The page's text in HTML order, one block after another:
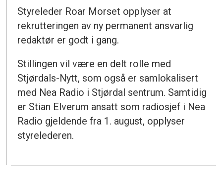
Styreleder Roar Morset opplyser at
rekrutteringen av ny permanent ansvarlig
redaktør er godt i gang.
Stillingen vil være en delt rolle med
Stjørdals-Nytt, som også er samlokalisert
med Nea Radio i Stjørdal sentrum. Samtidig
er Stian Elverum ansatt som radiosjef i Nea
Radio gjeldende fra 1. august, opplyser
styrelederen.